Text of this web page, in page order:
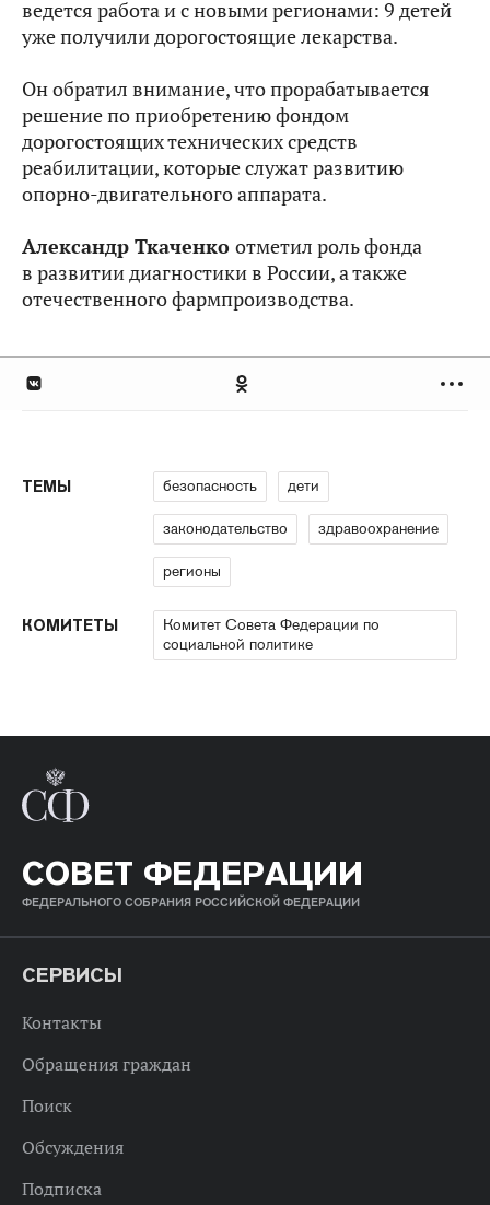
ведется работа и с новыми регионами: 9 детей
уже получили дорогостоящие лекарства.
Он обратил внимание, что прорабатывается
решение по приобретению фондом
дорогостоящих технических средств
реабилитации, которые служат развитию
опорно-двигательного аппарата.
Александр Ткаченко отметил роль фонда
в развитии диагностики в России, а также
отечественного фармпроизводства.
ТЕМЫ безопасность дети
законодательство здравоохранение
регионы
КОМИТЕТЫ
Комитет Совета Федерации по
социальной политике
СОВЕТ ФЕДЕРАЦИИ
ФЕДЕРАЛЬНОГО СОБРАНИЯ РОССИЙСКОЙ ФЕДЕРАЦИИ
СЕРВИСЫ
Контакты
Обращения граждан
Поиск
Обсуждения
Подписка